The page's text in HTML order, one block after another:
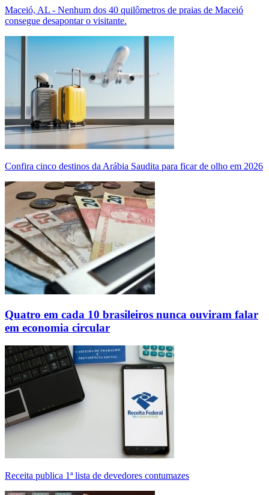
Maceió, AL - Nenhum dos 40 quilômetros de praias de Maceió
consegue desapontar o visitante.
Confira cinco destinos da Arábia Saudita para ficar de olho em 2026
Quatro em cada 10 brasileiros nunca ouviram falar
em economia circular
Receita publica 1ª lista de devedores contumazes